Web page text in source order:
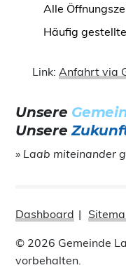
Alle
Häufig
Link: Anfahrt via
Unsere
Unsere
» Laab miteinander
Dashboard
© 2026 Gemeinde
vorbehalten.